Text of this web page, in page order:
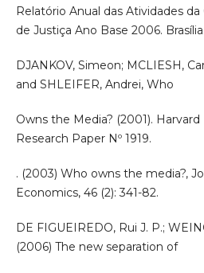
Relatório Anual das Atividades
de Justiça Ano Base 2006. Brasília.
DJANKOV, Simeon; MCLIESH,
and SHLEIFER, Andrei, Who
Owns the Media? (2001).
Research Paper Nº 1919.
. (2003) Who owns the media?,
Economics, 46 (2): 341-82.
DE FIGUEIREDO, Rui J. P.;
(2006) The new separation of